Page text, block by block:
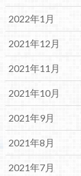
2022年1月
2021年12月
2021年11月
2021年10月
2021年9月
2021年8月
2021年7月